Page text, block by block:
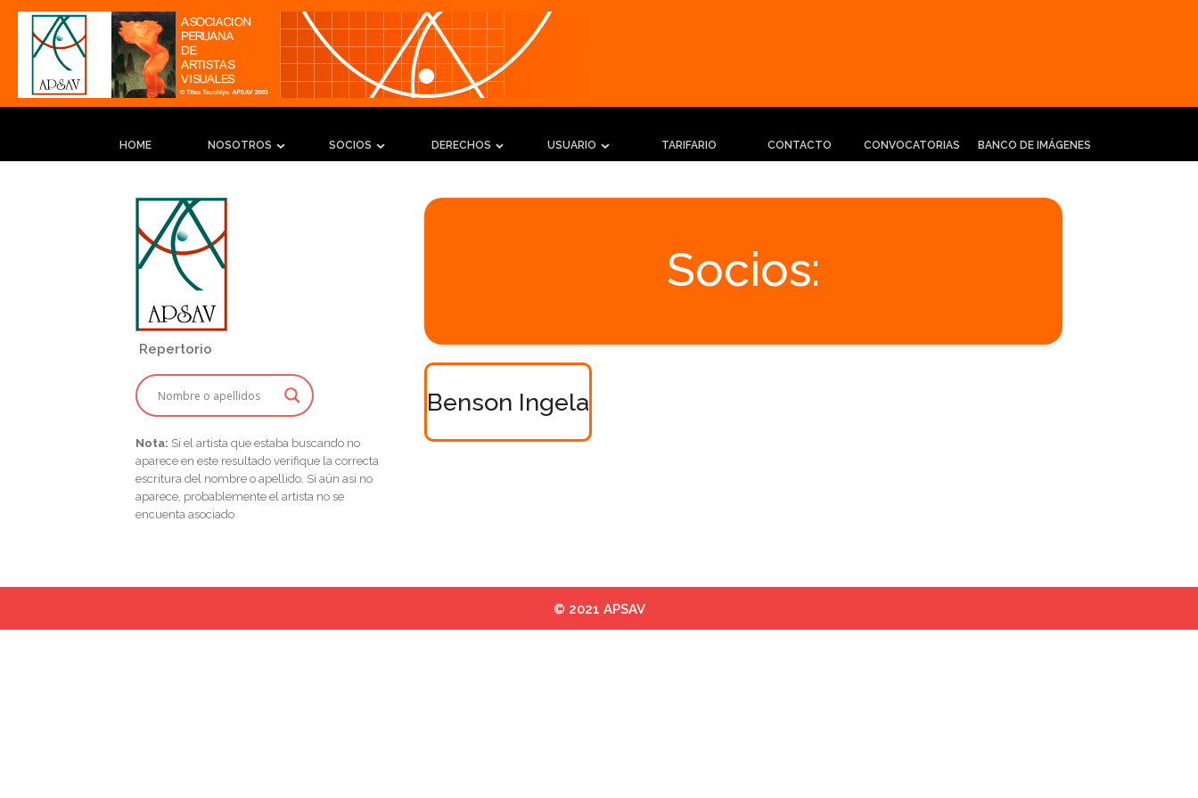
HOME NOSOTROS SOCIOS DERECHOS USUARIO TARIFARIO CONTACTO CONVOCATORIAS BANCO DE IMÁGENES
Repertorio
Nota: Si el artista que estaba buscando no
aparece en este resultado verifique la correcta
escritura del nombre o apellido. Si aún asi no
aparece, probablemente el artista no se
encuenta asociado
Socios:
Benson Ingela
© 2021 APSAV